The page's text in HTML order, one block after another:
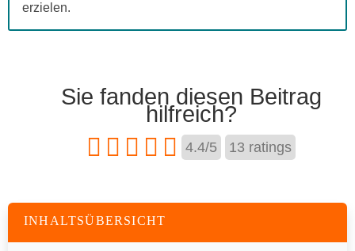
erzielen.
Sie fanden diesen Beitrag
hilfreich?
4.4/5 13 ratings
INHALTSÜBERSICHT